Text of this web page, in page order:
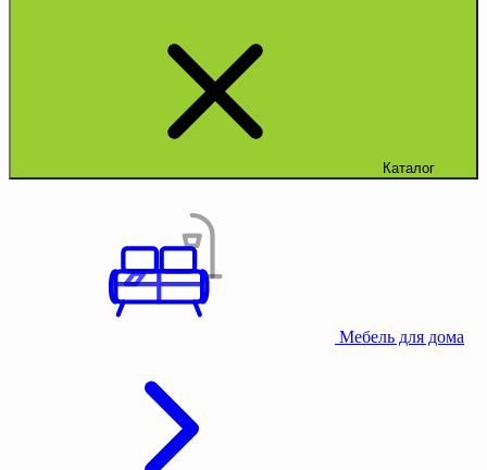
Каталог
Мебель для дома